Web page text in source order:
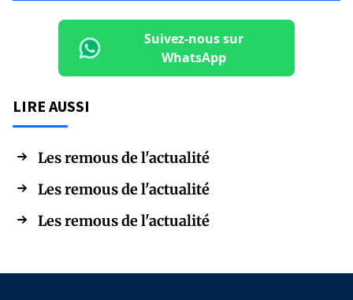
Suivez-nous sur
WhatsApp
LIRE AUSSI
Les remous de l'actualité
Les remous de l'actualité
Les remous de l'actualité